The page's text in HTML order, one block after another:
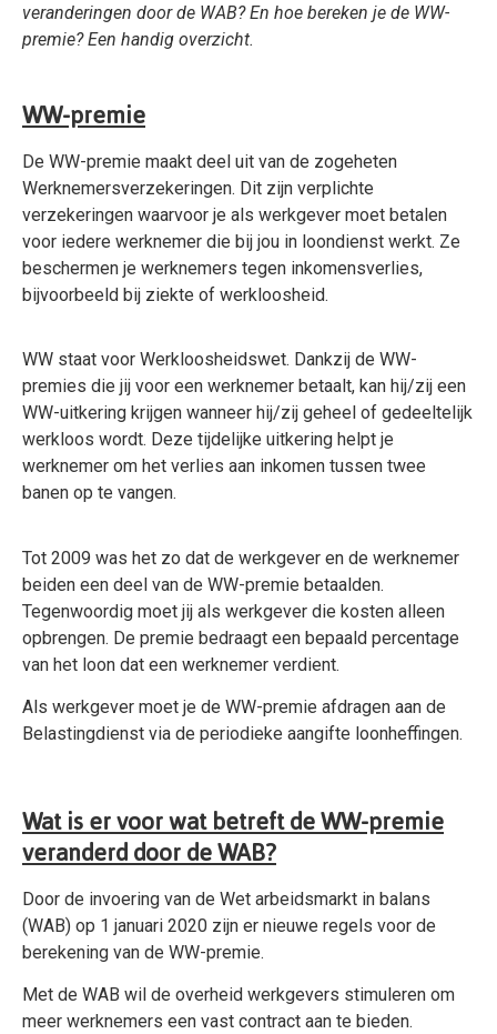
veranderingen door de WAB? En hoe bereken je de WW-
premie? Een handig overzicht.
WW-premie
De WW-premie maakt deel uit van de zogeheten
Werknemers­verzekeringen. Dit zijn verplichte
verzekeringen waarvoor je als werkgever moet betalen
voor iedere werknemer die bij jou in loondienst werkt. Ze
beschermen je werknemers tegen inkomensverlies,
bijvoorbeeld bij ziekte of werkloosheid.
WW staat voor Werkloosheidswet. Dankzij de WW-
premies die jij voor een werknemer betaalt, kan hij/zij een
WW-uitkering krijgen wanneer hij/zij geheel of gedeeltelijk
werkloos wordt. Deze tijdelijke uitkering helpt je
werknemer om het verlies aan inkomen tussen twee
banen op te vangen.
Tot 2009 was het zo dat de werkgever en de werknemer
beiden een deel van de WW-premie betaalden.
Tegenwoordig moet jij als werkgever die kosten alleen
opbrengen. De premie bedraagt een bepaald percentage
van het loon dat een werknemer verdient.
Als werkgever moet je de WW-premie afdragen aan de
Belastingdienst via de periodieke aangifte loonheffingen.
Wat is er voor wat betreft de WW-premie
veranderd door de WAB?
Door de invoering van de Wet arbeidsmarkt in balans
(WAB) op 1 januari 2020 zijn er nieuwe regels voor de
berekening van de WW-premie.
Met de WAB wil de overheid werkgevers stimuleren om
meer werknemers een vast contract aan te bieden.